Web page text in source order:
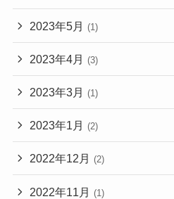
2023年5月 (1)
2023年4月 (3)
2023年3月 (1)
2023年1月 (2)
2022年12月 (2)
2022年11月 (1)